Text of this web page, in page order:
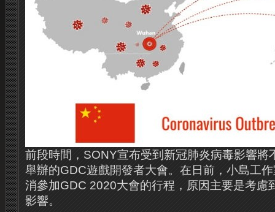
前段時間，SONY宣布受到新冠肺炎病毒影響將
舉辦的GDC遊戲開發者大會。在日前，小島工
消參加GDC 2020大會的行程，原因主要是考慮
影響。